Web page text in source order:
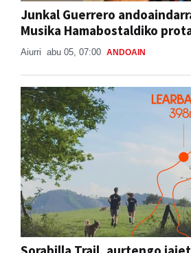
Junkal Guerrero
Musika Hamabostaldiko
Aiurri abu 05, 07:00 ANDOAIN